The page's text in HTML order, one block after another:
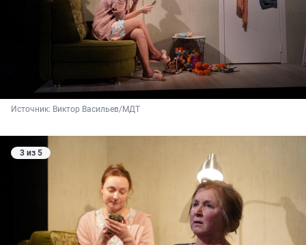
Источник: Виктор Васильев/МДТ
3 из 5